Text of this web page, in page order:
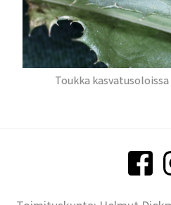
Toukka